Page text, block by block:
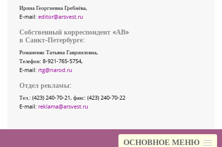
ОСНОВНОЕ МЕНЮ
Ирина Георгиевна Гребнёва,
E-mail: editor@arsvest.ru
Собственный корреспондент «АВ»
в Санкт-Петербурге:
Романенко Татьяна Гаврииловна,
Телефон: 8-921-765-5754,
E-mail: rtg@narod.ru
Отдел рекламы:
Тел.: (423) 240-70-21, факс: (423) 240-70-22
E-mail: reklama@arsvest.ru